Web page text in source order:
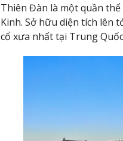
Thiên Đàn là một quần
Kinh. Sở hữu diện tích lên
cổ xưa nhất tại Trung